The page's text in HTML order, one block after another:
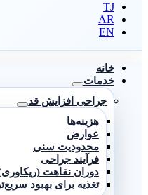
TJ
AR
EN
خانه
خدمات
جراحی افزایش قد
هزینه‌ها
عوارض
محدودیت سنی
فرآیند جراحی
دوران نقاهت (ریکاوری)
تغذیه برای بهبود